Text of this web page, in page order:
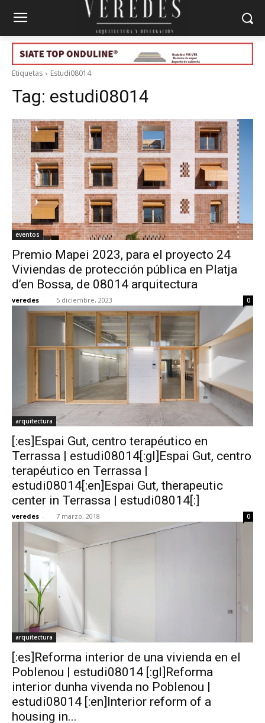
Etiquetas Estudi08014
Tag: estudi08014
eventos
Premio Mapei 2023, para el proyecto 24
Viviendas de protección pública en Platja
d’en Bossa, de 08014 arquitectura
veredes - 5 diciembre, 2023 0
arquitectura
[:es]Espai Gut, centro terapéutico en
Terrassa | estudi08014[:gl]Espai Gut, centro
terapéutico en Terrassa |
estudi08014[:en]Espai Gut, therapeutic
center in Terrassa | estudi08014[:]
veredes - 7 marzo, 2018 0
arquitectura
[:es]Reforma interior de una vivienda en el
Poblenou | estudi08014 [:gl]Reforma
interior dunha vivenda no Poblenou |
estudi08014 [:en]Interior reform of a
housing in...